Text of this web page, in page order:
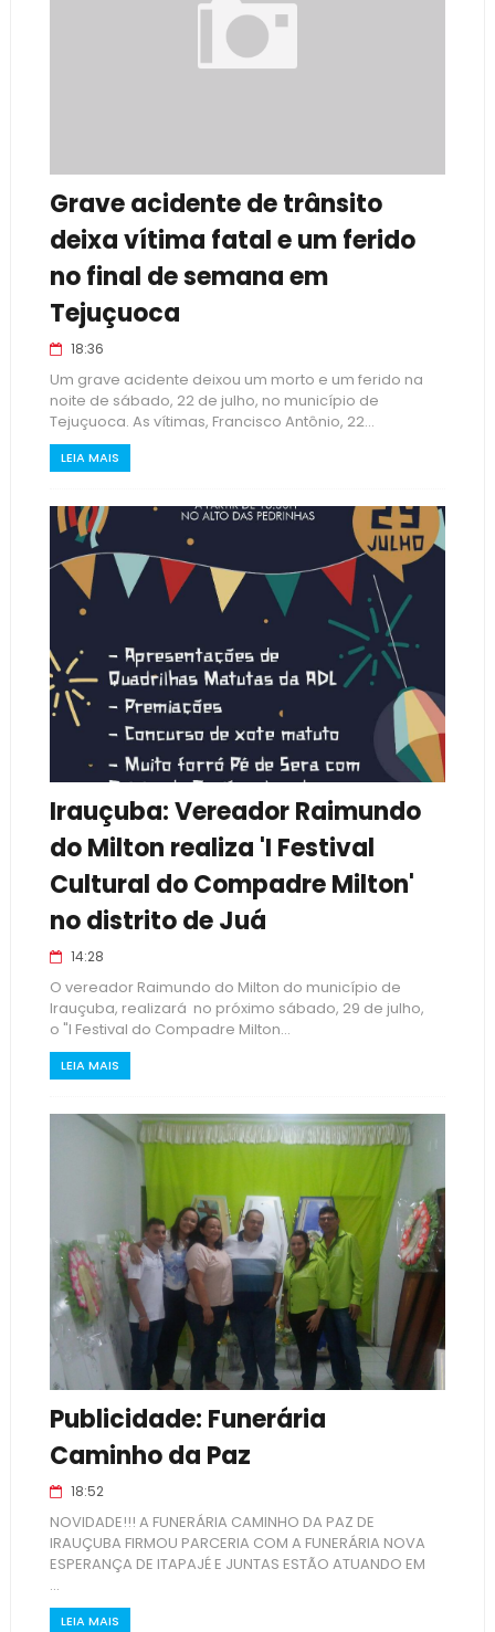
Grave acidente de trânsito
deixa vítima fatal e um ferido
no final de semana em
Tejuçuoca
18:36
Um grave acidente deixou um morto e um ferido na
noite de sábado, 22 de julho, no município de
Tejuçuoca. As vítimas, Francisco Antônio, 22...
LEIA MAIS
Irauçuba: Vereador Raimundo
do Milton realiza 'I Festival
Cultural do Compadre Milton'
no distrito de Juá
14:28
O vereador Raimundo do Milton do município de
Irauçuba, realizará no próximo sábado, 29 de julho,
o "I Festival do Compadre Milton...
LEIA MAIS
Publicidade: Funerária
Caminho da Paz
18:52
NOVIDADE!!! A FUNERÁRIA CAMINHO DA PAZ DE
IRAUÇUBA FIRMOU PARCERIA COM A FUNERÁRIA NOVA
ESPERANÇA DE ITAPAJÉ E JUNTAS ESTÃO ATUANDO EM
...
LEIA MAIS